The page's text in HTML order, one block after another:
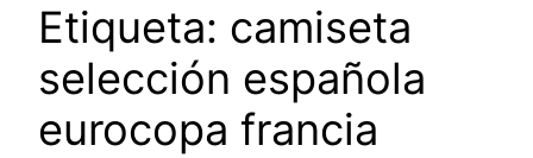
Etiqueta: camiseta
selección española
eurocopa francia